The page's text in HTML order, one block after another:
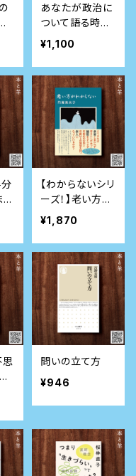
あなたが政治に
ついて語る時
(岩波新書)
¥1,100
【わからないシリ
ーズ！】老い方が
わからない
¥1,870
思
問いの立て方
¥946